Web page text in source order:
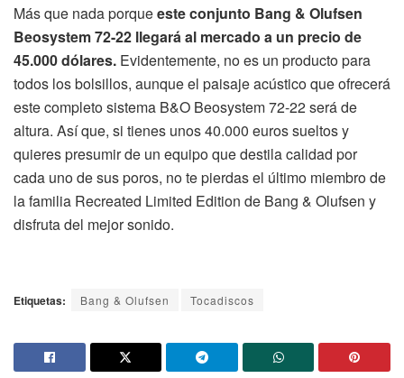
Más que nada porqueeste conjunto Bang & Olufsen
Beosystem 72-22 llegará al mercado a un precio de
45.000 dólares. Evidentemente, no es un producto para
todos los bolsillos, aunque el paisaje acústico que ofrecerá
este completo sistema B&O Beosystem 72-22 será de
altura. Así que, si tienes unos 40.000 euros sueltos y
quieres presumir de un equipo que destila calidad por
cada uno de sus poros, no te pierdas el último miembro de
la familia Recreated Limited Edition de Bang & Olufsen y
disfruta del mejor sonido.
Etiquetas: Bang & Olufsen Tocadiscos